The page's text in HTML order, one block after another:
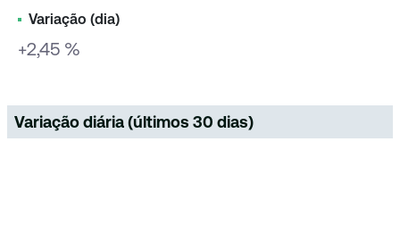
Variação (dia)
+2,45 %
Variação diária (últimos 30 dias)